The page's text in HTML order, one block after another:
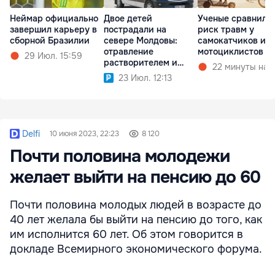
Неймар официально
завершил карьеру в
сборной Бразилии
29 Июл. 15:59
Двое детей
пострадали на
севере Молдовы:
отравление
растворителем и
травма бензопилой
23 Июл. 12:13
Ученые сравнили
риск травм у
самокатчиков и
мотоциклистов
22 минуты
Delfi 10 июня 2023, 22:23 8 120
Почти половина молодежи
желает выйти на пенсию до 60
Почти половина молодых людей в возрасте до
40 лет желала бы выйти на пенсию до того, как
им исполнится 60 лет. Об этом говорится в
докладе Всемирного экономического форума.